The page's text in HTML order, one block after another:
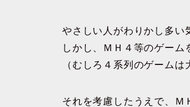
やさしい人がわりかし多い
しかし、ＭＨ４等のゲーム
（むしろ４系列のゲームは
それを考慮したうえで、Ｍ